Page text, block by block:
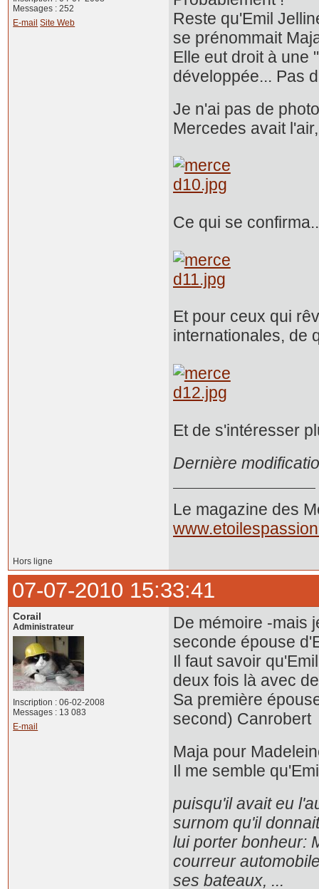
Messages : 252
E-mail Site Web
Reste qu'Emil
se prénommait
Elle eut droit à une
développée... Pas
Je n'ai pas de
Mercedes avait
Ce qui se
Et pour ceux qui
internationales, de
Et de s'intéresser
Dernière
Le magazine des
Hors ligne
07-07-2010 15:33:41
Corail
Administrateur
Inscription : 06-02-2008
Messages : 13 083
E-mail
De mémoire -mais
seconde épouse
Il faut savoir
deux fois là avec
Sa première
second) Canrobert
Maja pour
Il me semble
puisqu'il avait eu
surnom qu'il
lui porter bonheur:
courreur
ses bateaux, ...